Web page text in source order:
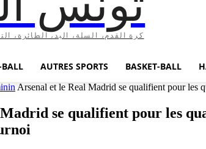
كرة القدم، السلة، اليد، الطائرة،
BALL AUTRES SPORTS BASKET-BALL
Arsenal et le Real Madrid se qualifient pour les
se qualifient pour les